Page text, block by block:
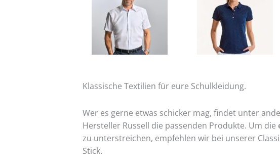
Klassische Textilien für eure Schulkleidung.
Wer es gerne etwas schicker mag, findet unter
Hersteller Russell die passenden Produkte. Um die
zu unterstreichen, empfehlen wir bei unserer
Stick.